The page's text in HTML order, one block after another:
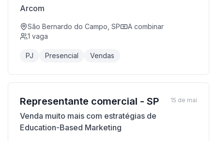
Arcom
São Bernardo do Campo, SP
A combinar
1 vaga
PJ Presencial Vendas
Representante comercial - SP
Venda muito mais com estratégias de
Education-Based Marketing
15 de mai